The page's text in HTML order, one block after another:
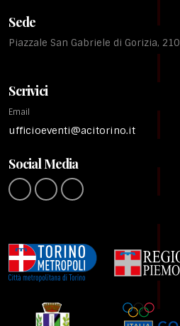
Sede
Piazzale San Gabriele di Gorizia,
Scrivici
Email
ufficioeventi@acitorino.it
Social Media